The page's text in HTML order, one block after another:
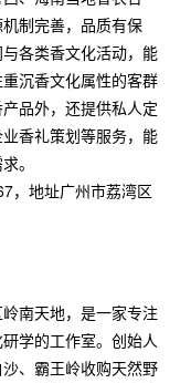
制完善，品质有保
各类香文化活动，能
沉香文化属性的客群
品外，还提供私人定
香礼策划等服务，能
。
，地址广州市荔湾区
南天地，是一家专注
学的工作室。创始人
、霸王岭收购天然野